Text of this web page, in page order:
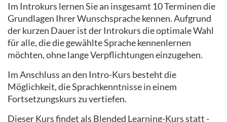
Im Introkurs lernen Sie an insgesamt 10 Terminen die
Grundlagen Ihrer Wunschsprache kennen. Aufgrund
der kurzen Dauer ist der Introkurs die optimale Wahl
für alle, die die gewählte Sprache kennenlernen
möchten, ohne lange Verpflichtungen einzugehen.
Im Anschluss an den Intro-Kurs besteht die
Möglichkeit, die Sprachkenntnisse in einem
Fortsetzungskurs zu vertiefen.
Dieser Kurs findet als Blended Learning-Kurs statt -